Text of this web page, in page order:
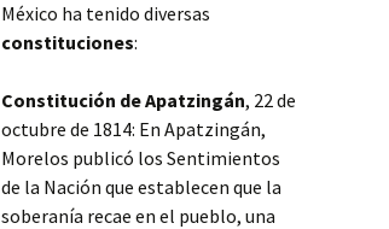
México ha tenido diversas
constituciones:
Constitución de Apatzingán, 22 de
octubre de 1814: En Apatzingán,
Morelos publicó los Sentimientos
de la Nación que establecen que la
soberanía recae en el pueblo, una